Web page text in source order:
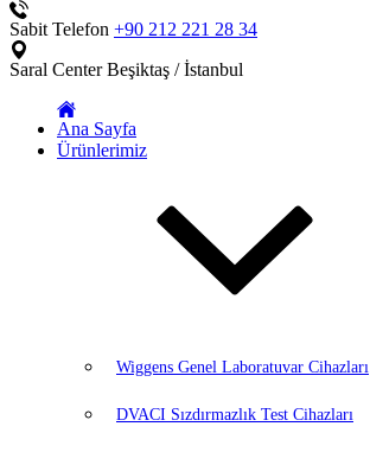
Sabit Telefon +90 212 221 28 34
Saral CenterBeşiktaş / İstanbul
Ana Sayfa
Ürünlerimiz
Wiggens Genel Laboratuvar Cihazları
DVACI Sızdırmazlık Test Cihazları